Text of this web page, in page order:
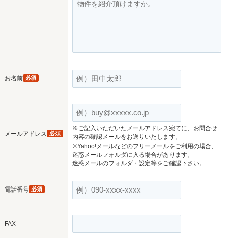
お名前 必須
メールアドレス 必須
※ご記入いただいたメールアドレス宛てに、お問合せ
内容の確認メールをお送りいたします。
※Yahoo!メールなどのフリーメールをご利用の場合、
迷惑メールフォルダに入る場合があります。
迷惑メールのフォルダ・設定等をご確認下さい。
電話番号 必須
FAX